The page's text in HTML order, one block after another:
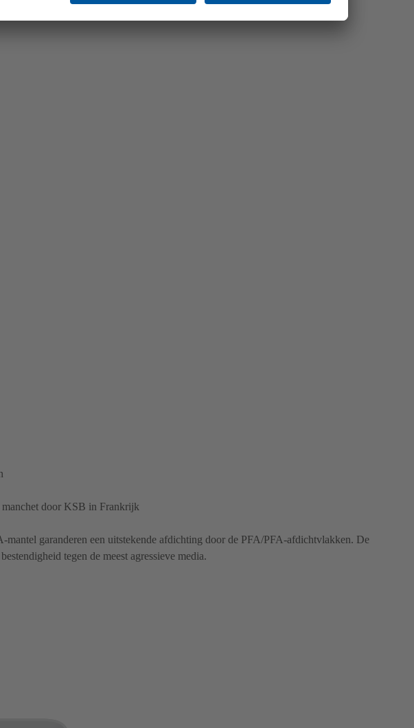
door KSB in Frankrijk
mantel garanderen een uitstekende afdichting door de PFA/PFA-afdichtvlakken. De
tegen de meest agressieve media.